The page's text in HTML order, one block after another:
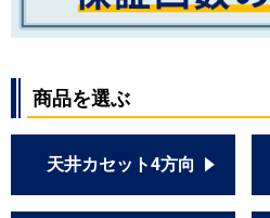
商品を選ぶ
天井カセット4方向